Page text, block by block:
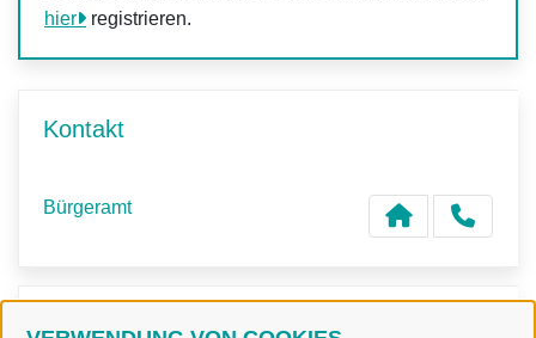
hier
registrieren.
Kontakt
Bürgeramt
Verwandte Dienstleistungen